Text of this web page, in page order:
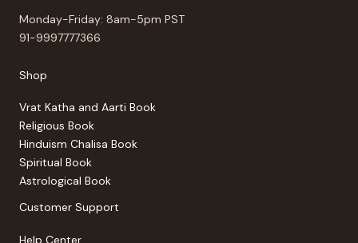
Monday-Friday: 8am-5pm PST
91-9997777366
Shop
Vrat Katha and Aarti Book
Religious Book
Hinduism Chalisa Book
Spiritual Book
Astrological Book
Customer Support
Help Center